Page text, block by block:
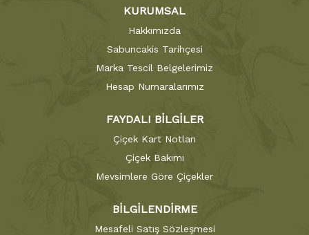
KURUMSAL
Hakkımızda
Sabuncakis Tarihçesi
Marka Tescil Belgelerimiz
Hesap Numaralarımız
FAYDALI BİLGİLER
Çiçek Kart Notları
Çiçek Bakımı
Mevsimlere Göre Çiçekler
BİLGİLENDİRME
Mesafeli Satış Sözleşmesi